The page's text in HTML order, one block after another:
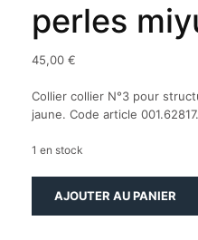
perles
45,00 €
Collier collier N°3 pour
jaune. Code article 001.62817.
1 en stock
AJOUTER AU PANIER